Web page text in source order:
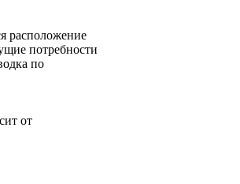
расположение
потребности
по
от